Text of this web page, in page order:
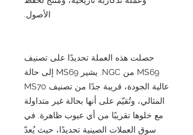
الأصول.
حصلت هذه العملة تحديدًا على تصنيف
MS69 من NGC. يشير MS69 إلى حالة
عالية الجودة، قريبة جدًا من تصنيف MS70
المثالي، وتُقيّم على أنها بحالة غير متداولة
مع خلوها تقريبًا من أي عيوب ظاهرة. في
سوق العملات الصينية تحديدًا، حيث يُعدّ